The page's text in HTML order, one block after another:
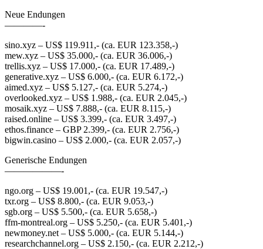
Neue Endungen
————-
sino.xyz – US$ 119.911,- (ca. EUR 123.358,-)
mew.xyz – US$ 35.000,- (ca. EUR 36.006,-)
trellis.xyz – US$ 17.000,- (ca. EUR 17.489,-)
generative.xyz – US$ 6.000,- (ca. EUR 6.172,-)
aimed.xyz – US$ 5.127,- (ca. EUR 5.274,-)
overlooked.xyz – US$ 1.988,- (ca. EUR 2.045,-)
mosaik.xyz – US$ 7.888,- (ca. EUR 8.115,-)
raised.online – US$ 3.399,- (ca. EUR 3.497,-)
ethos.finance – GBP 2.399,- (ca. EUR 2.756,-)
bigwin.casino – US$ 2.000,- (ca. EUR 2.057,-)
Generische Endungen
——————-
ngo.org – US$ 19.001,- (ca. EUR 19.547,-)
txr.org – US$ 8.800,- (ca. EUR 9.053,-)
sgb.org – US$ 5.500,- (ca. EUR 5.658,-)
ffm-montreal.org – US$ 5.250,- (ca. EUR 5.401,-)
newmoney.net – US$ 5.000,- (ca. EUR 5.144,-)
researchchannel.org – US$ 2.150,- (ca. EUR 2.212,-)